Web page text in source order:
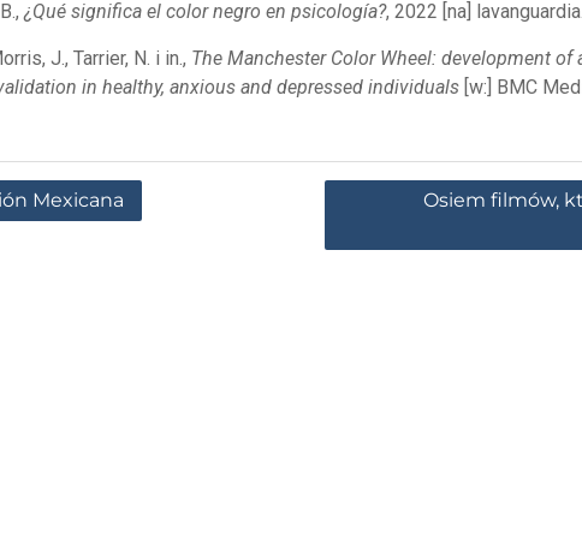
¿Qué significa el color negro en psicología?, 2022 [na]
J., Tarrier, N. i in., The Manchester Color Wheel: development
in healthy, anxious and depressed individuals [w:] BMC
Mexicana
Osiem filmów,